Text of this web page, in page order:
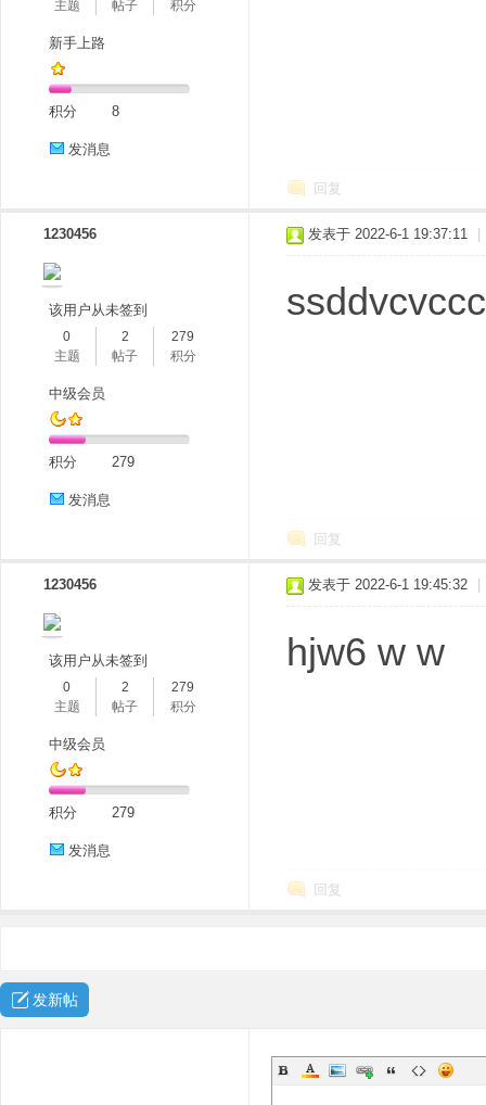
主题
帖子
积分
新手上路
积分 8
发消息
回复
1230456
该用户从未签到
0
主题
2
帖子
279
积分
中级会员
积分 279
发消息
发表于 2022-6-1 19:37:11
回复
1230456
该用户从未签到
0
主题
2
帖子
279
积分
中级会员
积分 279
发消息
发表于 2022-6-1 19:45:32
hjw6 w w
回复
发新帖